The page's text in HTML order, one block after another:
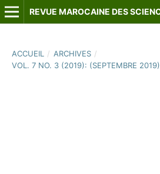
ACCUEIL / ARCHIVES /
VOL. 7 NO. 3 (2019): (SEPTEMBRE 2019)